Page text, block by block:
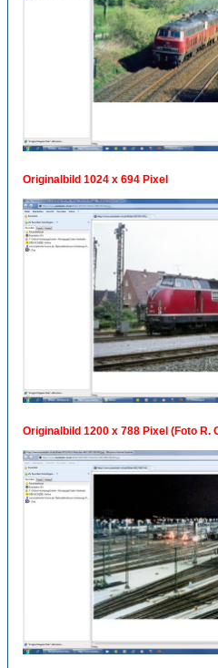
Originalbild 1024 x 694 Pixel
Originalbild 1200 x 788 Pixel (Foto R.